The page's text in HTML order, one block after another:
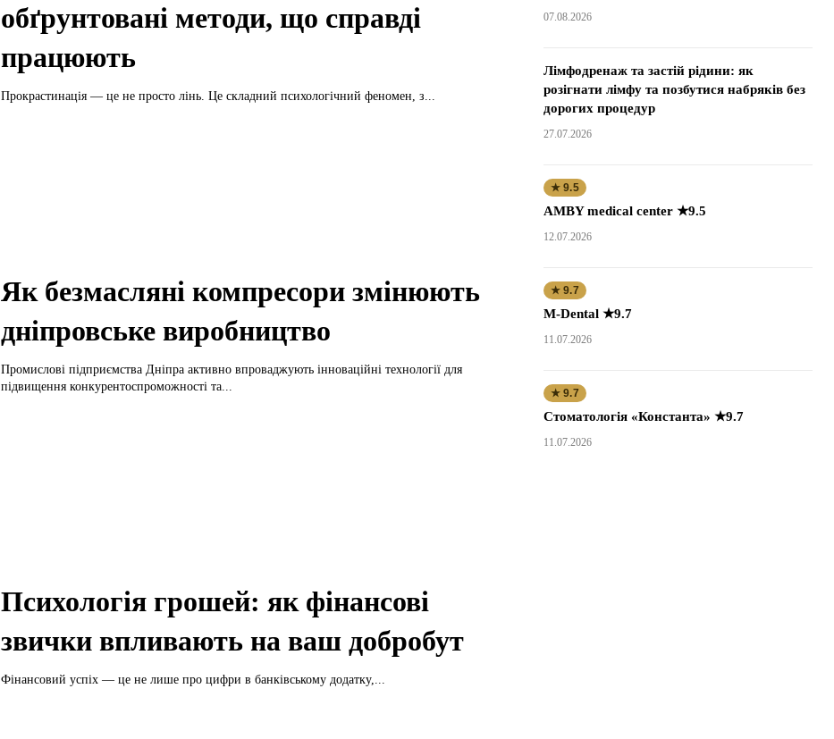
обґрунтовані методи, що справді
працюють
Прокрастинація — це не просто лінь. Це складний психологічний феномен, з...
Як безмасляні компресори змінюють
дніпровське виробництво
Промислові підприємства Дніпра активно впроваджують інноваційні технології для
підвищення конкурентоспроможності та...
Психологія грошей: як фінансові
звички впливають на ваш добробут
Фінансовий успіх — це не лише про цифри в банківському додатку,...
07.08.2026
Лімфодренаж та застій рідини: як
розігнати лімфу та позбутися набряків без
дорогих процедур
27.07.2026
★ 9.5
AMBY medical center ★9.5
12.07.2026
★ 9.7
M-Dental ★9.7
11.07.2026
★ 9.7
Стоматологія «Константа» ★9.7
11.07.2026